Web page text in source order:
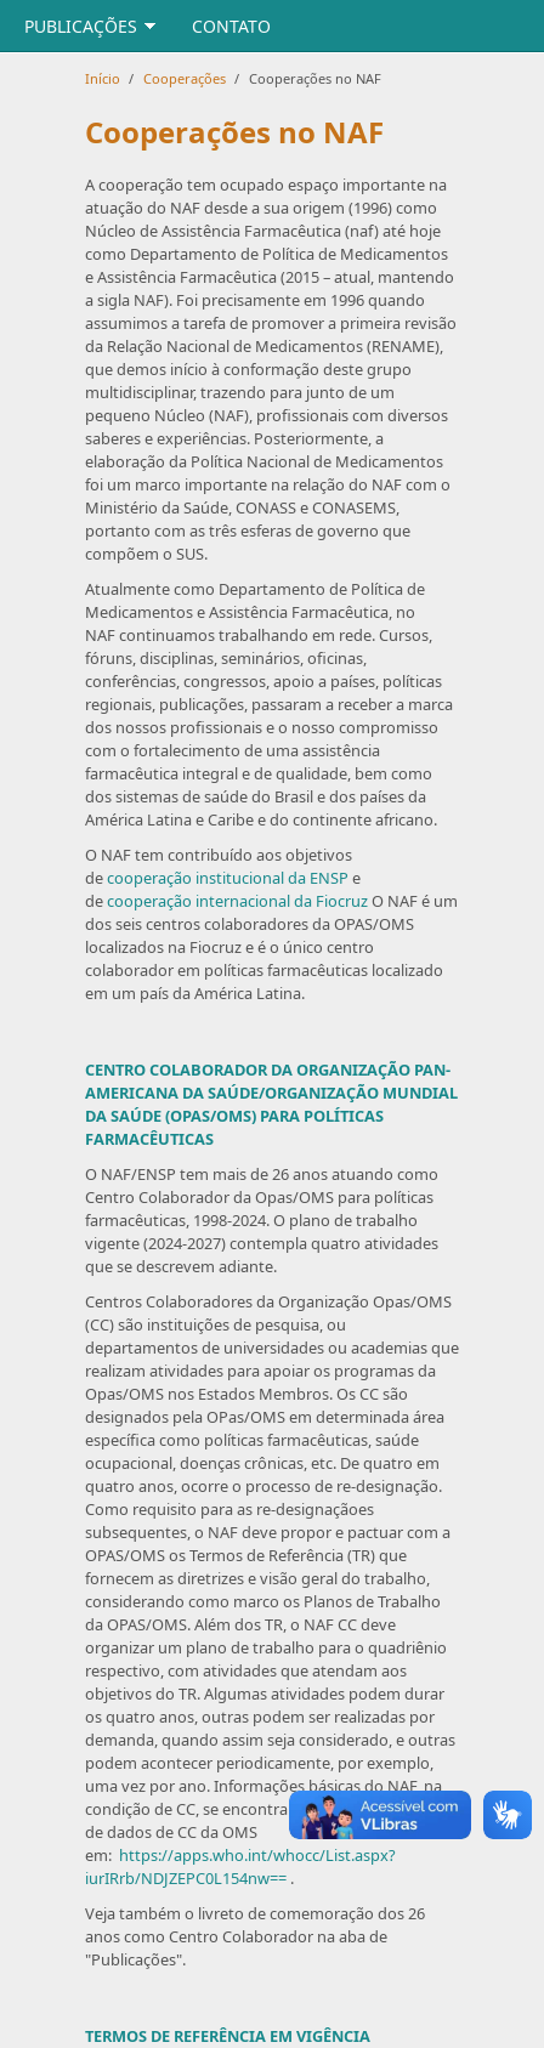
PUBLICAÇÕES CONTATO
Início / Cooperações / Cooperações no NAF
Cooperações no NAF
A cooperação tem ocupado espaço importante na
atuação do NAF desde a sua origem (1996) como
Núcleo de Assistência Farmacêutica (naf) até hoje
como Departamento de Política de Medicamentos
e Assistência Farmacêutica (2015 – atual, mantendo
a sigla NAF). Foi precisamente em 1996 quando
assumimos a tarefa de promover a primeira revisão
da Relação Nacional de Medicamentos (RENAME),
que demos início à conformação deste grupo
multidisciplinar, trazendo para junto de um
pequeno Núcleo (NAF), profissionais com diversos
saberes e experiências. Posteriormente, a
elaboração da Política Nacional de Medicamentos
foi um marco importante na relação do NAF com o
Ministério da Saúde, CONASS e CONASEMS,
portanto com as três esferas de governo que
compõem o SUS.
Atualmente como Departamento de Política de
Medicamentos e Assistência Farmacêutica, no
NAF continuamos trabalhando em rede. Cursos,
fóruns, disciplinas, seminários, oficinas,
conferências, congressos, apoio a países, políticas
regionais, publicações, passaram a receber a marca
dos nossos profissionais e o nosso compromisso
com o fortalecimento de uma assistência
farmacêutica integral e de qualidade, bem como
dos sistemas de saúde do Brasil e dos países da
América Latina e Caribe e do continente africano.
O NAF tem contribuído aos objetivos
decooperação institucional da ENSP e
decooperação internacional da FiocruzO NAF é um
dos seis centros colaboradores da OPAS/OMS
localizados na Fiocruz e é o único centro
colaborador em políticas farmacêuticas localizado
em um país da América Latina.
CENTRO COLABORADOR DA ORGANIZAÇÃO PAN-
AMERICANA DA SAÚDE/ORGANIZAÇÃO MUNDIAL
DA SAÚDE (OPAS/OMS) PARA POLÍTICAS
FARMACÊUTICAS
O NAF/ENSP tem mais de 26 anos atuando como
Centro Colaborador da Opas/OMS para políticas
farmacêuticas, 1998-2024. O plano de trabalho
vigente (2024-2027) contempla quatro atividades
que se descrevem adiante.
Centros Colaboradores da Organização Opas/OMS
(CC) são instituições de pesquisa, ou
departamentos de universidades ou academias que
realizam atividades para apoiar os programas da
Opas/OMS nos Estados Membros. Os CC são
designados pela OPas/OMS em determinada área
específica como políticas farmacêuticas, saúde
ocupacional, doenças crônicas, etc. De quatro em
quatro anos, ocorre o processo de re-designação.
Como requisito para as re-designaçãoes
subsequentes, o NAF deve propor e pactuar com a
OPAS/OMS os Termos de Referência (TR) que
fornecem as diretrizes e visão geral do trabalho,
considerando como marco os Planos de Trabalho
da OPAS/OMS. Além dos TR, o NAF CC deve
organizar um plano de trabalho para o quadriênio
respectivo, com atividades que atendam aos
objetivos do TR. Algumas atividades podem durar
os quatro anos, outras podem ser realizadas por
demanda, quando assim seja considerado, e outras
podem acontecer periodicamente, por exemplo,
uma vez por ano. Informações básicas do NAF, na
condição de CC, se encontram disponíveis na base
de dados de CC da OMS
em: https://apps.who.int/whocc/List.aspx?
iurIRrb/NDJZEPC0L154nw== .
Veja também o livreto de comemoração dos 26
anos como Centro Colaborador na aba de
"Publicações".
TERMOS DE REFERÊNCIA EM VIGÊNCIA